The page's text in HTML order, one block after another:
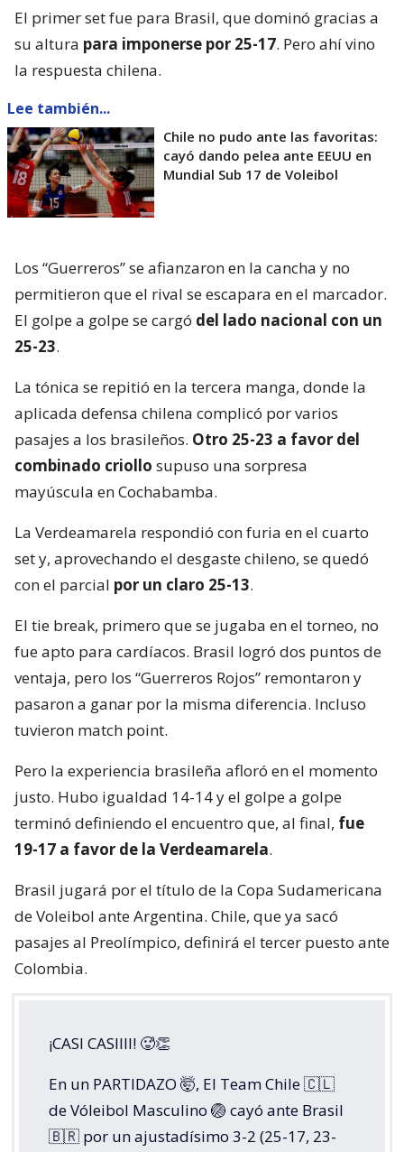
El primer set fue para Brasil, que dominó gracias a
su altura para imponerse por 25-17. Pero ahí vino
la respuesta chilena.
Lee también...
Chile no pudo ante las favoritas:
cayó dando pelea ante EEUU en
Mundial Sub 17 de Voleibol
Los “Guerreros” se afianzaron en la cancha y no
permitieron que el rival se escapara en el marcador.
El golpe a golpe se cargó del lado nacional con un
25-23.
La tónica se repitió en la tercera manga, donde la
aplicada defensa chilena complicó por varios
pasajes a los brasileños. Otro 25-23 a favor del
combinado criollo supuso una sorpresa
mayúscula en Cochabamba.
La Verdeamarela respondió con furia en el cuarto
set y, aprovechando el desgaste chileno, se quedó
con el parcial por un claro 25-13.
El tie break, primero que se jugaba en el torneo, no
fue apto para cardíacos. Brasil logró dos puntos de
ventaja, pero los “Guerreros Rojos” remontaron y
pasaron a ganar por la misma diferencia. Incluso
tuvieron match point.
Pero la experiencia brasileña afloró en el momento
justo. Hubo igualdad 14-14 y el golpe a golpe
terminó definiendo el encuentro que, al final, fue
19-17 a favor de la Verdeamarela.
Brasil jugará por el título de la Copa Sudamericana
de Voleibol ante Argentina. Chile, que ya sacó
pasajes al Preolímpico, definirá el tercer puesto ante
Colombia.
¡CASI CASIIII! 🥵👏
En un PARTIDAZO 🤯, El Team Chile 🇨🇱
de Vóleibol Masculino 🏐 cayó ante Brasil
🇧🇷 por un ajustadísimo 3-2 (25-17, 23-